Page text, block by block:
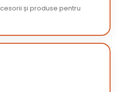
și produse pentru